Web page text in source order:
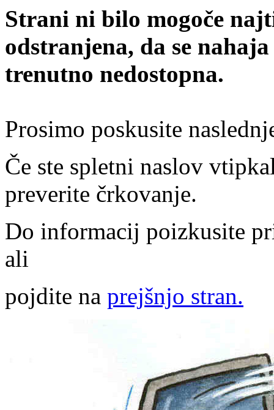
Strani ni bilo mogoče
odstranjena, da se
trenutno nedostopna.
Prosimo poskusite
Če ste spletni naslov
preverite črkovanje.
Do informacij poizkusite
ali
pojdite na prejšnjo stran.